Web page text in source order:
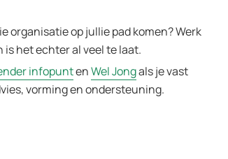
organisatie op jullie pad komen? Werk
is het echter al veel te laat.
infopuntenWel Jongals je vast
vorming en ondersteuning.